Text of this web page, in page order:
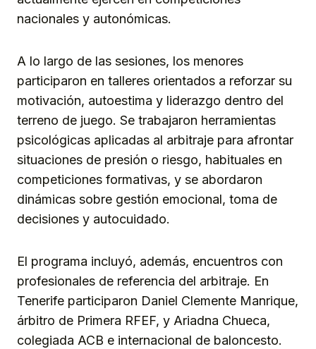
nacionales y autonómicas.
A lo largo de las sesiones, los menores
participaron en talleres orientados a reforzar su
motivación, autoestima y liderazgo dentro del
terreno de juego. Se trabajaron herramientas
psicológicas aplicadas al arbitraje para afrontar
situaciones de presión o riesgo, habituales en
competiciones formativas, y se abordaron
dinámicas sobre gestión emocional, toma de
decisiones y autocuidado.
El programa incluyó, además, encuentros con
profesionales de referencia del arbitraje. En
Tenerife participaron Daniel Clemente Manrique,
árbitro de Primera RFEF, y Ariadna Chueca,
colegiada ACB e internacional de baloncesto.